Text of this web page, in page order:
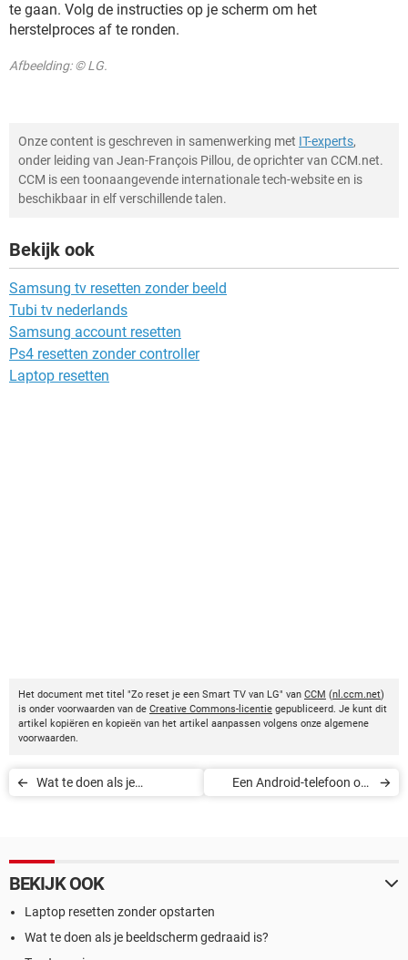
te gaan. Volg de instructies op je scherm om het
herstelproces af te ronden.
Afbeelding: © LG.
Onze content is geschreven in samenwerking met IT-experts,
onder leiding van Jean-François Pillou, de oprichter van CCM.net.
CCM is een toonaangevende internationale tech-website en is
beschikbaar in elf verschillende talen.
Bekijk ook
Samsung tv resetten zonder beeld
Tubi tv nederlands
Samsung account resetten
Ps4 resetten zonder controller
Laptop resetten
Het document met titel "Zo reset je een Smart TV van LG" van CCM (nl.ccm.net)
is onder voorwaarden van de Creative Commons-licentie gepubliceerd. Je kunt dit
artikel kopiëren en kopieën van het artikel aanpassen volgens onze algemene
voorwaarden.
Wat te doen als je
Een Android-telefoon of -
BEKIJK OOK
Laptop resetten zonder opstarten
Wat te doen als je beeldscherm gedraaid is?